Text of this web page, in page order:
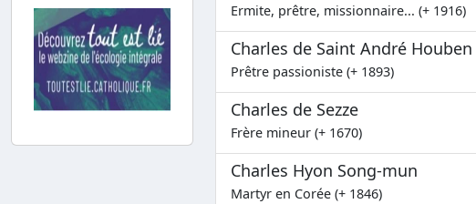
Ermite, prêtre, missionnaire... (+ 1916)
Charles de Saint André Houben
Prêtre passioniste (+ 1893)
Charles de Sezze
Frère mineur (+ 1670)
Charles Hyon Song-mun
Martyr en Corée (+ 1846)